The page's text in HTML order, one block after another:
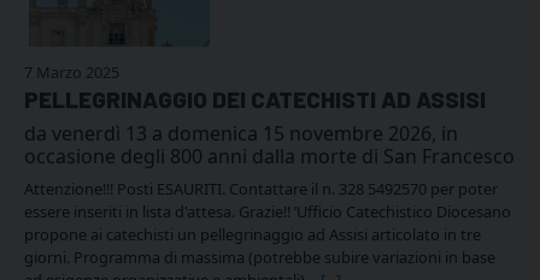
7 Marzo 2025
PELLEGRINAGGIO DEI CATECHISTI AD ASSISI
da venerdì 13 a domenica 15 novembre 2026, in
occasione degli 800 anni dalla morte di San Francesco
Attenzione!!! Posti ESAURITI. Contattare il n. 328 5492570 per poter
essere inseriti in lista d'attesa. Grazie!! ’Ufficio Catechistico Diocesano
propone ai catechisti un pellegrinaggio ad Assisi articolato in tre
giorni. Programma di massima (potrebbe subire variazioni in base